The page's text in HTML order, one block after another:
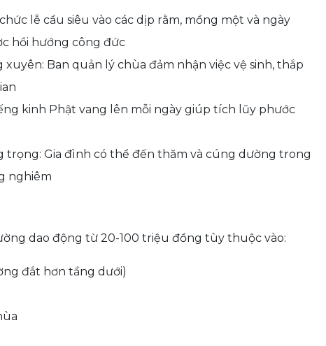
lễ cầu siêu vào các dịp rằm, mồng một và ngày
hồi hướng công đức
Ban quản lý chùa đảm nhận việc vệ sinh, thắp
kinh Phật vang lên mỗi ngày giúp tích lũy phước
trọng: Gia đình có thể đến thăm và cúng dường trong
nghiêm
dao động từ 20-100 triệu đồng tùy thuộc vào:
đắt hơn tầng dưới)